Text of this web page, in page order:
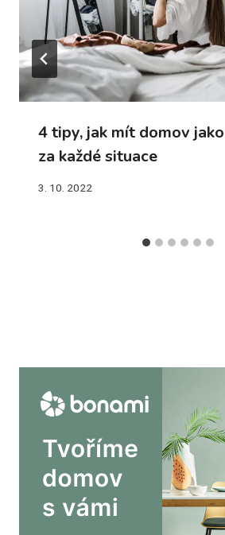
4 tipy, jak mít domov
za každé situace
3. 10. 2022